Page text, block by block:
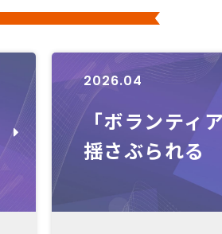
2026.04
「ボランティ
揺さぶられる